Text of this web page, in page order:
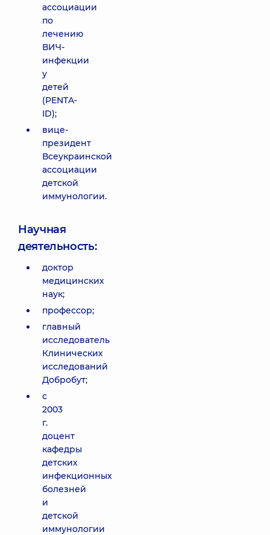
ассоциации
по
лечению
ВИЧ-
инфекции
у
детей
(PENTA-
ID);
вице-
президент
Всеукраинской
ассоциации
детской
иммунологии.
Научная
деятельность:
доктор
медицинских
наук;
профессор;
главный
исследователь
Клинических
исследований
Добробут;
с
2003
г.
доцент
кафедры
детских
инфекционных
болезней
и
детской
иммунологии